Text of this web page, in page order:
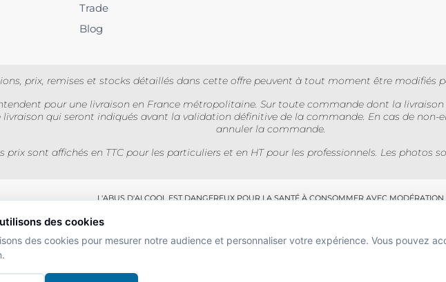
Trade
Blog
prix, remises et stocks détaillés dans cette offre peuvent à tout moment être modifiés
pour une livraison en France métropolitaine. Sur toute commande dont la livraison
qui seront indiqués avant la validation définitive de la commande. En cas de non-
annuler la commande.
prix sont affichés en TTC pour les particuliers et en HT pour les professionnels. Les photos
L'ABUS D'ALCOOL EST DANGEREUX POUR LA SANTÉ À CONSOMMER AVEC MODÉRATION
Interdiction de vente de boissons alcooliques aux mineurs de moins de 18 ans
CODE DE LA
des cookies
des cookies pour mesurer notre audience et personnaliser votre expérience. Vous pouvez